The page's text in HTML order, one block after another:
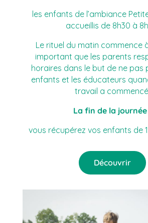
les enfants de l’ambiance
accueillis de 8h30 à
Le rituel du matin commence
important que les parents
horaires dans le but de ne pas
enfants et les éducateurs
travail a
La fin de la journée
vous récupérez vos enfants de
Découvrir